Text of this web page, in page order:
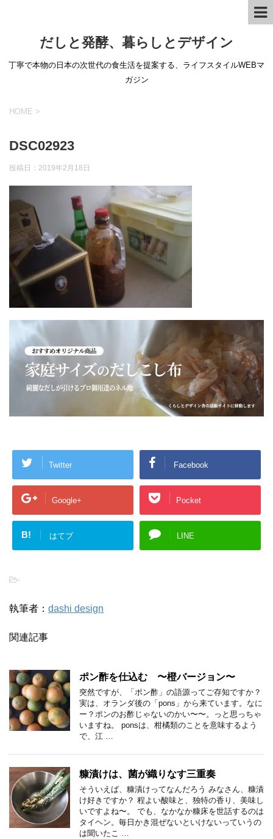
だしと発酵、暮らしとデザイン
丁寧で本物の日本の次世代の食生活を提案する、ライフスタイルWEBマ
ガジン
HOME >
DSC02923
投稿日： 2019年2月18日
Twitter Facebook
Google+ Pocket
B! はてブ LINE
-
執筆者： dashi design
関連記事
ポン酢を仕込む 〜橙バージョン〜
突然ですが、「ポン酢」の語源ってご存知ですか？
実は、オランダ後の「pons」から来ています。なに
ー？ポンのお酢じゃないのかい〜〜。っと思っちゃ
いますね。 ponsは、柑橘類のことを意味するよう
で、江 …
糠漬けは、菌が織りなす三重奏
そういえば、糠漬けってなんだろう みなさん、糠漬
け好きですか？ 程よい酸味と、独特の香り、美味し
いですよね〜。 でも、なかなか糠床を世話するのは
タイヘン。毎日かき混ぜないといけないっていうの
は聞いたこ …